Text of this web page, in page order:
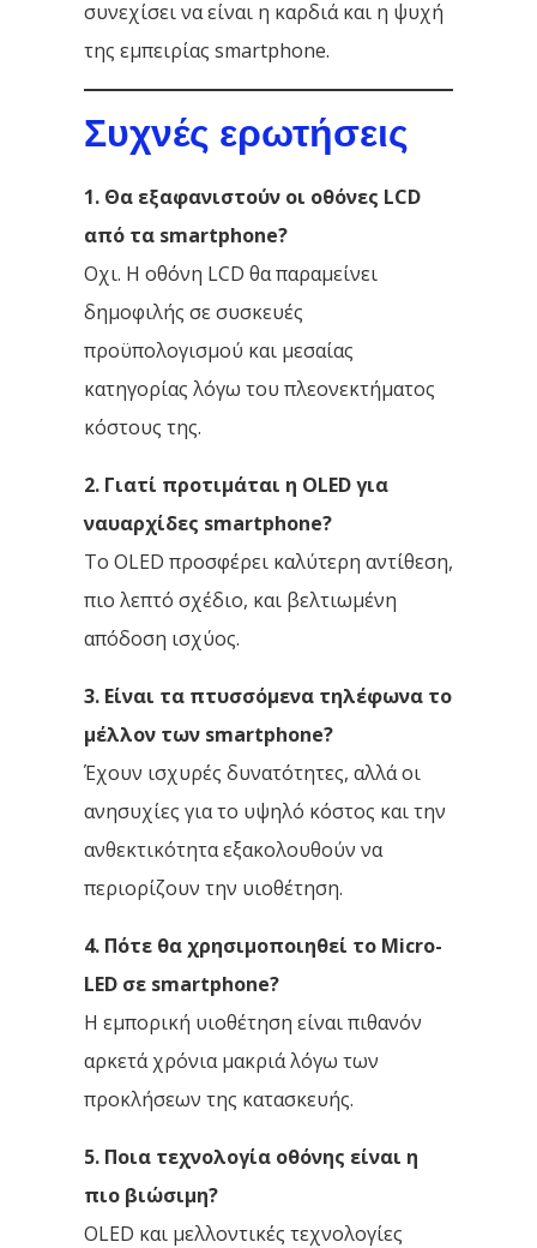
συνεχίσει να είναι η καρδιά και η ψυχή
της εμπειρίας smartphone.
Συχνές ερωτήσεις
1. Θα εξαφανιστούν οι οθόνες LCD
από τα smartphone?
Οχι. Η οθόνη LCD θα παραμείνει
δημοφιλής σε συσκευές
προϋπολογισμού και μεσαίας
κατηγορίας λόγω του πλεονεκτήματος
κόστους της.
2. Γιατί προτιμάται η OLED για
ναυαρχίδες smartphone?
Το OLED προσφέρει καλύτερη αντίθεση,
πιο λεπτό σχέδιο, και βελτιωμένη
απόδοση ισχύος.
3. Είναι τα πτυσσόμενα τηλέφωνα το
μέλλον των smartphone?
Έχουν ισχυρές δυνατότητες, αλλά οι
ανησυχίες για το υψηλό κόστος και την
ανθεκτικότητα εξακολουθούν να
περιορίζουν την υιοθέτηση.
4. Πότε θα χρησιμοποιηθεί το Micro-
LED σε smartphone?
Η εμπορική υιοθέτηση είναι πιθανόν
αρκετά χρόνια μακριά λόγω των
προκλήσεων της κατασκευής.
5. Ποια τεχνολογία οθόνης είναι η
πιο βιώσιμη?
OLED και μελλοντικές τεχνολογίες